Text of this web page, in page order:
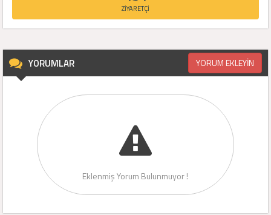
ZİYARETÇİ
YORUMLAR YORUM EKLEYİN
Eklenmiş Yorum Bulunmuyor !